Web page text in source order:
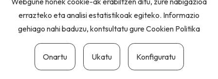
errazteko eta analisi estatistikoak egiteko. Informazio
gehiago nahi baduzu, kontsultatu gureCookien Politika
Onartu Ukatu Konfiguratu